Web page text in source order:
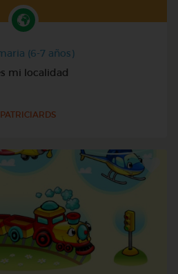
(6-7 años)
mi localidad